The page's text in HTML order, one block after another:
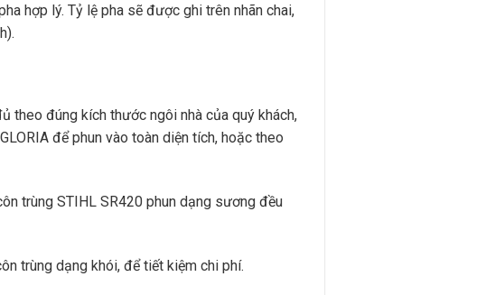
hợp lý. Tỷ lệ pha sẽ được ghi trên nhãn chai,
theo đúng kích thước ngôi nhà của quý khách,
để phun vào toàn diện tích, hoặc theo
trùng STIHL SR420 phun dạng sương đều
trùng dạng khói, để tiết kiệm chi phí.